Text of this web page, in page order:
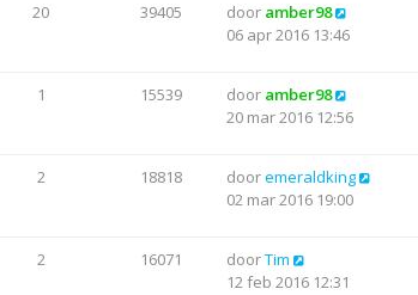
20 39405 door amber98
06 apr 2016 13:46
1 15539 door amber98
20 mar 2016 12:56
2 18818 dooremeraldking
02 mar 2016 19:00
2 16071 doorTim
12 feb 2016 12:31